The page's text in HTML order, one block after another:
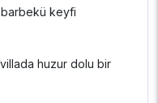
keyfi
huzur dolu bir